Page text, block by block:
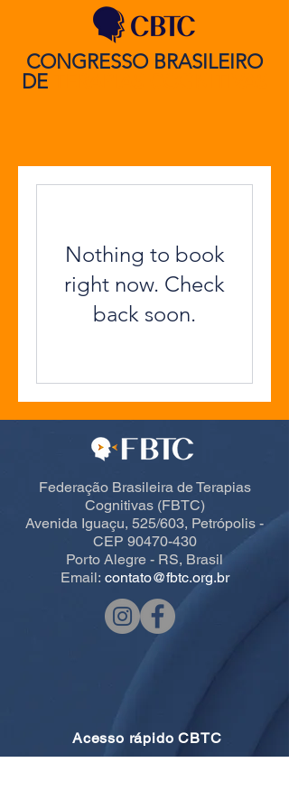
CONGRESSO BRASILEIRO
DE
Nothing to book
right now. Check
back soon.
Federação Brasileira de Terapias
Cognitivas (FBTC)
Avenida Iguaçu, 525/603, Petrópolis -
CEP 90470-430
Porto Alegre - RS, Brasil
Email: contato@fbtc.org.br
Acesso rápido CBTC